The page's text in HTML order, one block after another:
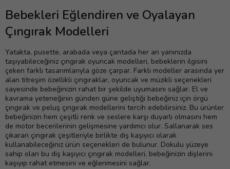
Bebekleri Eğlendiren ve Oyalayan
Çıngırak Modelleri
Yatakta, pusette, arabada veya çantada her an yanınızda
taşıyabileceğiniz çıngırak oyuncak modelleri, bebeklerin ilgisini
çeken farklı tasarımlarıyla göze çarpar. Farklı modeller arasında yer
alan titreşim özellikli çıngıraklar, oyuncak ve müzikli seçenekleri
sayesinde bebeğinizin rahat bir şekilde uyumasını sağlar. El ve
kavrama yeteneğinin günden güne geliştiği bebeğiniz için örgü
çıngırak ve peluş çıngırak modellerini tercih edebilirsiniz. Bu ürünler
bebeğinizin hem çeşitli renk ve seslere karşı duyarlı olmasını hem
de motor becerilerinin gelişmesine yardımcı olur. Sallanarak ses
çıkaran çıngırak çeşitleriyle birlikte diş kaşıyıcı olarak
kullanabileceğiniz ürün seçenekleri de bulunur. Dokulu yüzeye
sahip olan bu diş kaşıyıcı çıngırak modelleri, bebeğinizin dişlerini
kaşıyıp rahat etmesini ve eğlenmesini sağlar.